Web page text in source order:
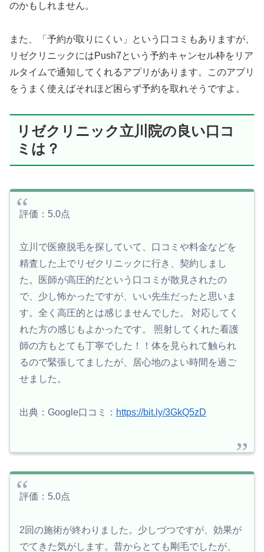
のかもしれません。
また、「予約が取りにくい」という口コミもありますが、
リゼクリニックにはPush7という予約キャンセル枠をリア
ルタイムで通知してくれるアプリがあります。このアプリ
をうまく使えばそれほど困らず予約を取れそうですよ。
リゼクリニック立川院の良い口コ
ミは？
評価：5.0点
立川で医療脱毛を探していて、口コミや料金などを
精査した上でリゼクリニックに行き、契約しまし
た。医師が高圧的だという口コミが散見されたの
で、少し怖かったですが、いい先生だったと思いま
す。全く高圧的とは感じませんでした。 対応してく
れた方の感じもよかったです。 照射してくれた看護
師の方もとても丁寧でした！！体を見られて触られ
るので緊張してましたが、居心地のよい時間を過ご
せました。
出典：Google口コミ： https://bit.ly/3GkQ5zD
評価：5.0点
2回の施術が終わりました。少しづつですが、効果が
でてきた気がします。昔からとても剛毛でしたが、